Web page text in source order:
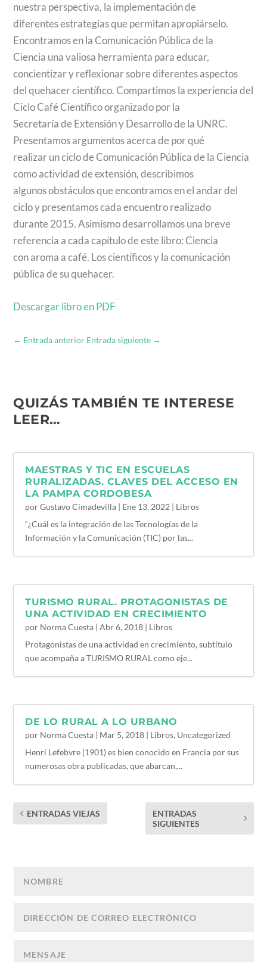
nuestra perspectiva, la implementación de
diferentes estrategias que permitan apropiárselo.
Encontramos en la Comunicación Pública de la
Ciencia una valiosa herramienta para educar,
concientizar y reflexionar sobre diferentes aspectos
del quehacer científico. Compartimos la experiencia del
Ciclo Café Científico organizado por la
Secretaría de Extensión y Desarrollo de la UNRC.
Presentamos argumentos acerca de por qué
realizar un ciclo de Comunicación Pública de la Ciencia
como actividad de extensión, describimos
algunos obstáculos que encontramos en el andar del
ciclo y presentamos cada encuentro realizado
durante 2015. Asimismo desarrollamos una breve
referencia a cada capítulo de este libro: Ciencia
con aroma a café. Los científicos y la comunicación
pública de su quehacer.
Descargar libro en PDF
← Entrada anterior Entrada siguiente →
QUIZÁS TAMBIÉN TE INTERESE
LEER…
MAESTRAS Y TIC EN ESCUELAS
RURALIZADAS. CLAVES DEL ACCESO EN
LA PAMPA CORDOBESA
porGustavo Cimadevilla | Ene 13, 2022 | Libros
“¿Cuál es la integración de las Tecnologías de la
Información y la Comunicación (TIC) por las...
TURISMO RURAL. PROTAGONISTAS DE
UNA ACTIVIDAD EN CRECIMIENTO
por Norma Cuesta |Abr 6, 2018 | Libros
Protagonistas de una actividad en crecimiento, subtítulo
que acompaña a TURISMO RURAL como eje...
DE LO RURAL A LO URBANO
por Norma Cuesta | Mar 5, 2018 | Libros, Uncategorized
Henri Lefebvre (1901) es bien conocido en Francia por sus
numerosas obra publicadas, que abarcan,...
ENTRADAS VIEJAS
ENTRADAS
SIGUIENTES